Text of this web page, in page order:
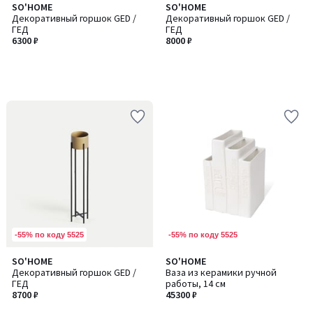
SO'HOME
Декоративный горшок GED /
ГЕД
6300 ₽
SO'HOME
Декоративный горшок GED /
ГЕД
8000 ₽
-55% по коду 5525
SO'HOME
Декоративный горшок GED /
ГЕД
8700 ₽
-55% по коду 5525
SO'HOME
Ваза из керамики ручной
работы, 14 см
45300 ₽